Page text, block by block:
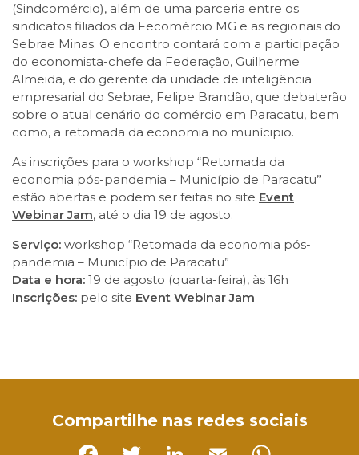
(Sindcomércio), além de uma parceria entre os
sindicatos filiados da Fecomércio MG e as regionais do
Sebrae Minas. O encontro contará com a participação
do economista-chefe da Federação, Guilherme
Almeida, e do gerente da unidade de inteligência
empresarial do Sebrae, Felipe Brandão, que debaterão
sobre o atual cenário do comércio em Paracatu, bem
como, a retomada da economia no munícipio.
As inscrições para o workshop “Retomada da
economia pós-pandemia – Município de Paracatu”
estão abertas e podem ser feitas no site Event
Webinar Jam, até o dia 19 de agosto.
Serviço: workshop “Retomada da economia pós-
pandemia – Município de Paracatu”
Data e hora: 19 de agosto (quarta-feira), às 16h
Inscrições: pelo site Event Webinar Jam
Compartilhe nas redes sociais